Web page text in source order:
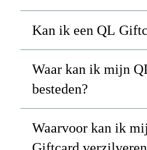
Kan ik een QL
Waar kan ik mijn
besteden?
Waarvoor kan ik